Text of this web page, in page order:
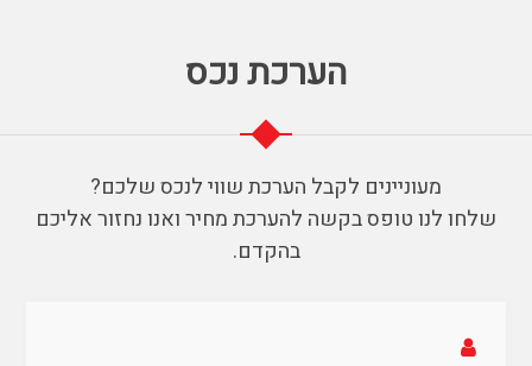
הערכת נכס
מעוניינים לקבל הערכת שווי לנכס שלכם?
שלחו לנו טופס בקשה להערכת מחיר ואנו נחזור אליכם
בהקדם.